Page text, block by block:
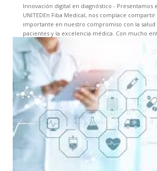
Innovación digital en diagnóstico - Presentamos
UNITEDEn Fiba Medical, nos complace
importante en nuestro compromiso con la salud
pacientes y la excelencia médica. Con mucho
presentamos la tecnología digital de...